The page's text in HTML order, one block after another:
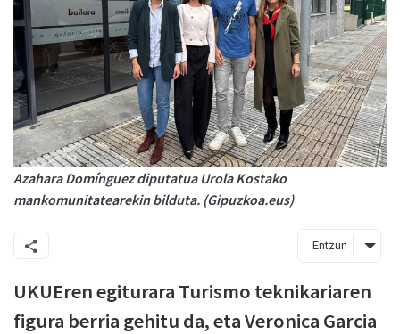
Azahara Domínguez diputatua Urola Kostako
mankomunitatearekin bilduta. (Gipuzkoa.eus)
Entzun
UKUEren egiturara Turismo teknikariaren
figura berria gehitu da, eta Veronica Garcia